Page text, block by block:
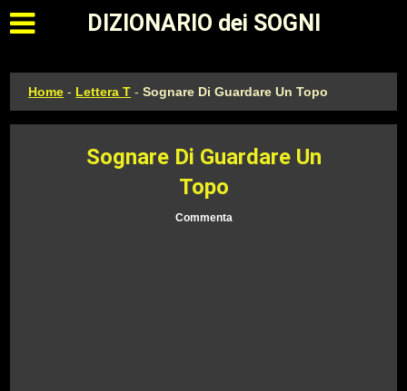
Apri il menu principale
DIZIONARIO dei SOGNI
Home - Lettera T -Sognare Di Guardare Un Topo
Sognare Di Guardare Un
Topo
Commenta